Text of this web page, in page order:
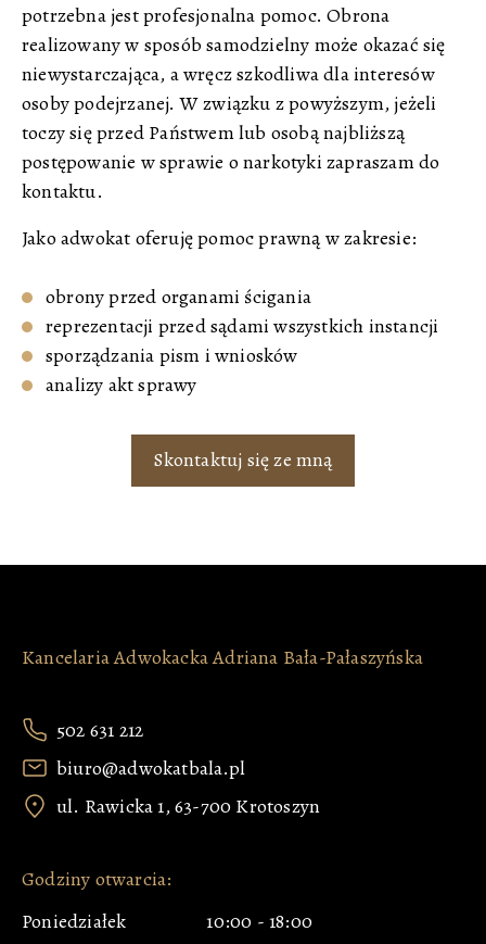
potrzebna jest profesjonalna pomoc. Obrona
realizowany w sposób samodzielny może okazać się
niewystarczająca, a wręcz szkodliwa dla interesów
osoby podejrzanej. W związku z powyższym, jeżeli
toczy się przed Państwem lub osobą najbliższą
postępowanie w sprawie o narkotyki zapraszam do
kontaktu.
Jako adwokat oferuję pomoc prawną w zakresie:
obrony przed organami ścigania
reprezentacji przed sądami wszystkich instancji
sporządzania pism i wniosków
analizy akt sprawy
Skontaktuj się ze mną
Kancelaria Adwokacka Adriana Bała-Pałaszyńska
502 631 212
biuro@adwokatbala.pl
ul. Rawicka 1, 63-700 Krotoszyn
Godziny otwarcia:
Poniedziałek
10:00 - 18:00